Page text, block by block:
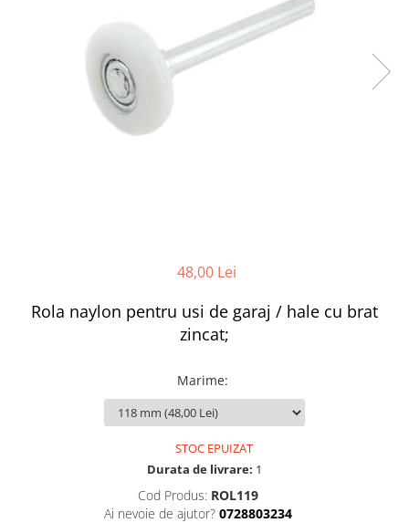
48,00 Lei
Rola naylon pentru usi de garaj / hale cu brat
zincat;
Marime:
STOC EPUIZAT
Durata de livrare: 1
Cod Produs: ROL119
Ai nevoie de ajutor? 0728803234